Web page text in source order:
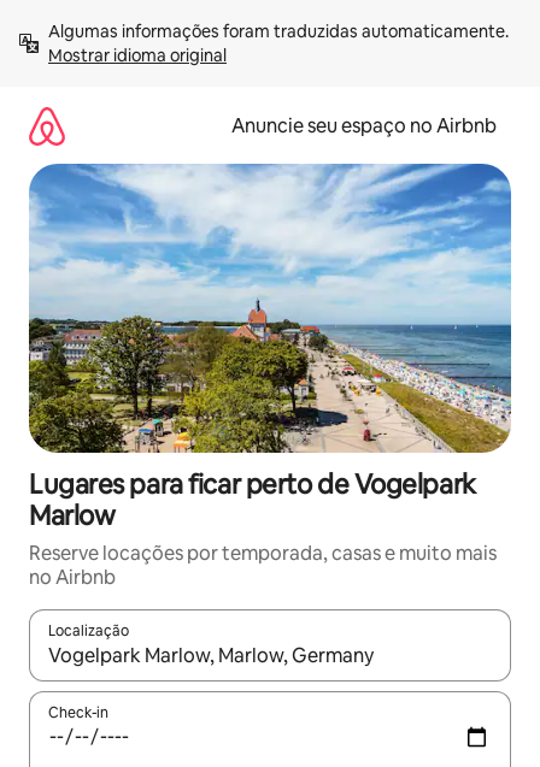
para
Mostrar idioma original
Anuncie seu espaço no Airbnb
Lugares para ficar perto de Vogelpark
Marlow
Reserve locações por temporada, casas e muito mais
no Airbnb
Localização
Quando os resultados estiverem disponíveis, explore-os
Check-in